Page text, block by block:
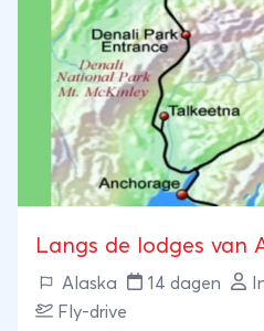
U maakt kennis met de
uw gids en overnacht
wandelingen zijn licht tot
moeilijkheidsgraad en de
beginners met enige
deskundige,
wandelingen en verzorgt
Langs de lodges van
Alaska 14 dagen
Fly-drive